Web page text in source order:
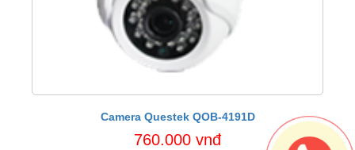
Camera Questek QOB-4191D
760.000 vnđ